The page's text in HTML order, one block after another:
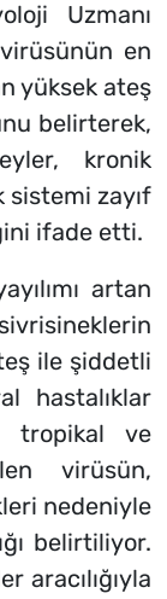
Uzmanı
en
yüksek ateş
belirterek,
kronik
sistemi zayıf
ifade etti.
artan
ile şiddetli
hastalıklar
tropikal ve
virüsün,
nedeniyle
belirtiliyor.
aracılığıyla